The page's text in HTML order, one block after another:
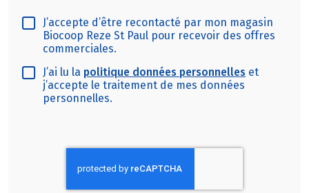
J’accepte d’être recontacté par mon magasin
Biocoop Reze St Paul pour recevoir des offres
commerciales.
J’ai lu la politique données personnelles et
j’accepte le traitement de mes données
personnelles.